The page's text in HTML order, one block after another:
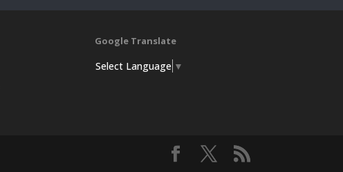
Google Translate
Select Language ▼